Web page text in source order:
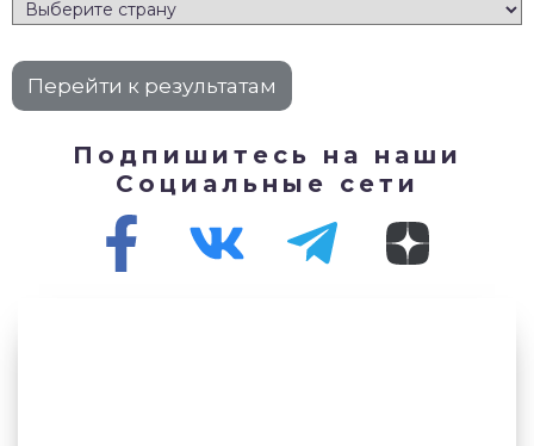
Подпишитесь на наши
Социальные сети